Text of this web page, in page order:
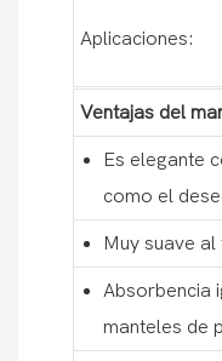
Aplicaciones:
Ventajas del
Es elegante
como el
Muy suave al
Absorbencia
manteles de